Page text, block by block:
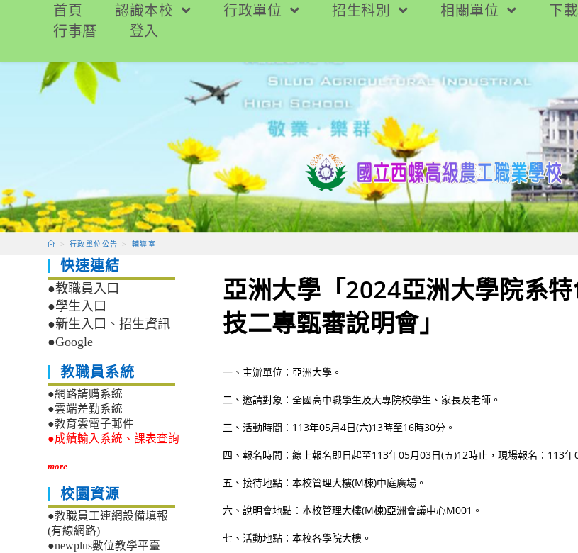
要
首頁 認識本校 行政單位 招生科別 相關單位 下
行事曆
登入
> 行政單位公告 > 輔導室
亞洲大學「2024亞洲大學院系
技二專甄審說明會」
一、主辦單位：亞洲大學。
二、邀請對象：全國高中職學生及大專院校學生、家長及老師。
三、活動時間：113年05月4日(六)13時至16時30分。
四、報名時間：線上報名即日起至113年05月03日(五)12時止，現場報名：113年
五、接待地點：本校管理大樓(M棟)中庭廣場。
六、說明會地點：本校管理大樓(M棟)亞洲會議中心M001。
七、活動地點：本校各學院大樓。
快速連結
●教職員入口
●學生入口
●新生入口、招生資訊
●Google
教職員系統
●網路請購系統
●雲端差勤系統
●教育雲電子郵件
●成績輸入系統、課表查詢
more
校園資源
●教職員工連網設備填報
(有線網路)
●newplus數位教學平臺